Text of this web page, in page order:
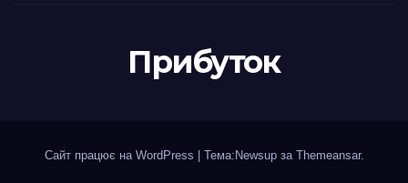
Прибуток
Сайт працює на WordPress Тема:Newsup за Themeansar.